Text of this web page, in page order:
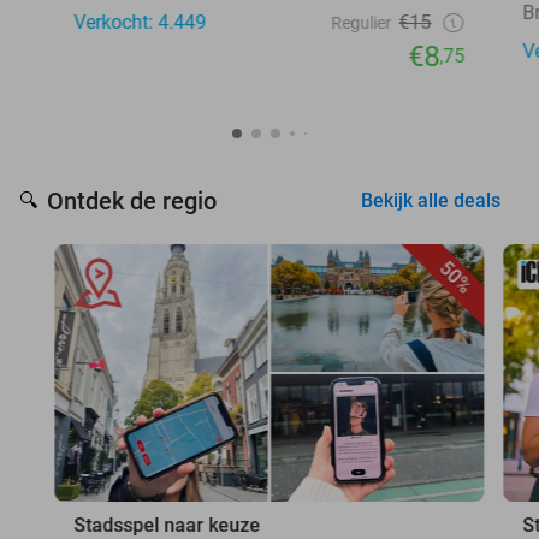
Verkocht: 4.449
Regulier €15
€8,75
🔍 Ontdek de regio Bekijk alle deals
50%
Stadsspel naar keuze